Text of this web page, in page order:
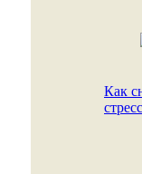
Как